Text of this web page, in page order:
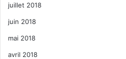
juillet 2018
juin 2018
mai 2018
avril 2018